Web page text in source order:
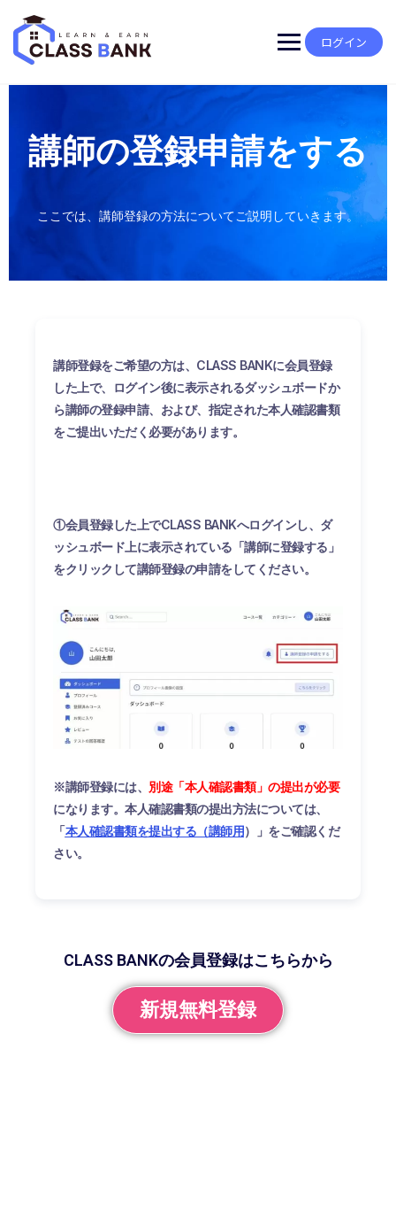
ログイン
講師の登録申請をする
ここでは、講師登録の方法についてご説明していきます。
講師登録をご希望の方は、CLASS BANKに会員登録
した上で、ログイン後に表示されるダッシュボードか
ら講師の登録申請、および、指定された本人確認書類
をご提出いただく必要があります。
①会員登録した上でCLASS BANKへログインし、ダ
ッシュボード上に表示されている「講師に登録する」
をクリックして講師登録の申請をしてください。
※講師登録には、 別途「本人確認書類」の提出が必要
になります。本人確認書類の提出方法については、
「本人確認書類を提出する（講師用）」をご確認くだ
さい。
CLASS BANKの会員登録はこちらから
新規無料登録